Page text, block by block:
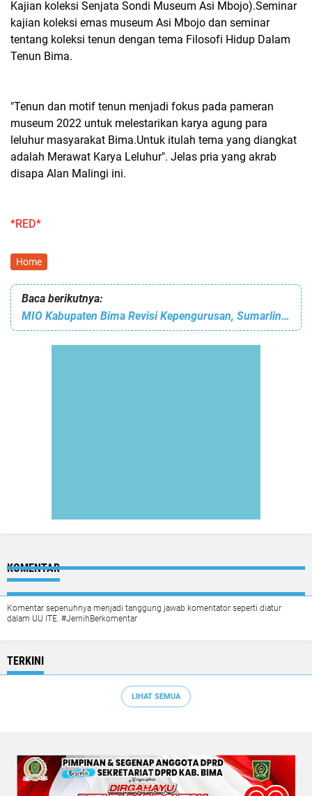
Kajian koleksi Senjata Sondi Museum Asi Mbojo).Seminar
kajian koleksi emas museum Asi Mbojo dan seminar
tentang koleksi tenun dengan tema Filosofi Hidup Dalam
Tenun Bima.
"Tenun dan motif tenun menjadi fokus pada pameran
museum 2022 untuk melestarikan karya agung para
leluhur masyarakat Bima.Untuk itulah tema yang diangkat
adalah Merawat Karya Leluhur". Jelas pria yang akrab
disapa Alan Malingi ini.
*RED*
Home
Baca berikutnya:
MIO Kabupaten Bima Revisi Kepengurusan, Sumarlin Nahkodai Selaku Ketua
KOMENTAR
Komentar sepenuhnya menjadi tanggung jawab komentator seperti diatur
dalam UU ITE. #JernihBerkomentar
TERKINI
LIHAT SEMUA